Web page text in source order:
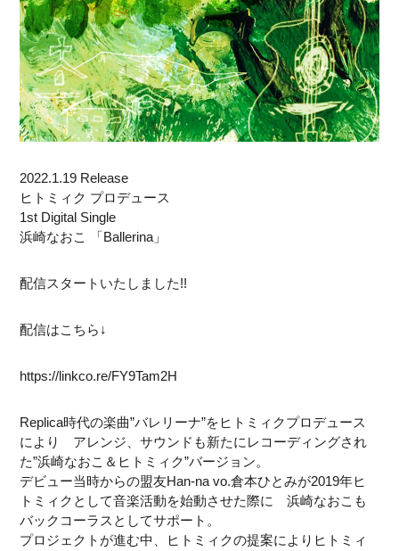
2022.1.19 Release
ヒトミィク プロデュース
1st Digital Single
浜崎なおこ 「Ballerina」
配信スタートいたしました!!
配信はこちら↓
https://linkco.re/FY9Tam2H
Replica時代の楽曲”バレリーナ”をヒトミィクプロデュース
により アレンジ、サウンドも新たにレコーディングされ
た”浜崎なおこ＆ヒトミィク”バージョン。
デビュー当時からの盟友Han-na vo.倉本ひとみが2019年ヒ
トミィクとして音楽活動を始動させた際に 浜崎なおこも
バックコーラスとしてサポート。
プロジェクトが進む中、ヒトミィクの提案によりヒトミィ